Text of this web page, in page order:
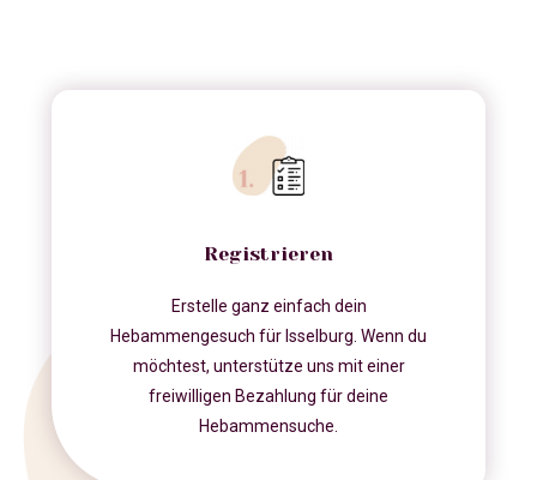
Registrieren
Erstelle ganz einfach dein
Hebammengesuch für Isselburg. Wenn du
möchtest, unterstütze uns mit einer
freiwilligen Bezahlung für deine
Hebammensuche.